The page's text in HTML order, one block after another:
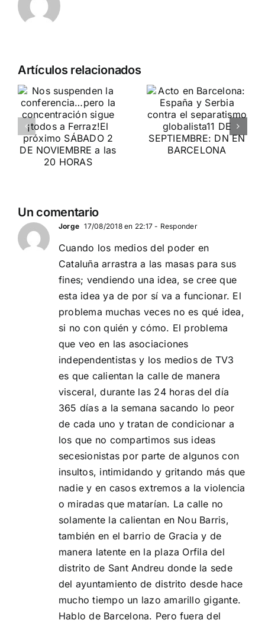
Artículos relacionados
Acto en
Barcelona:
España y
Serbia
contra el
separatismo
globalista
contra la
invasión
migratoria
y el gran
reemplazo
Un comentario
Jorge 17/08/2018 en 22:17 - Responder
Cuando los medios del poder en
Cataluña arrastra a las masas para sus
fines; vendiendo una idea, se cree que
esta idea ya de por sí va a funcionar. El
problema muchas veces no es qué idea,
si no con quién y cómo. El problema
que veo en las asociaciones
independentistas y los medios de TV3
es que calientan la calle de manera
visceral, durante las 24 horas del día
365 días a la semana sacando lo peor
de cada uno y tratan de condicionar a
los que no compartimos sus ideas
secesionistas por parte de algunos con
insultos, intimidando y gritando más que
nadie y en casos extremos a la violencia
o miradas que matarían. La calle no
solamente la calientan en Nou Barris,
también en el barrio de Gracia y de
manera latente en la plaza Orfila del
distrito de Sant Andreu donde la sede
del ayuntamiento de distrito desde hace
mucho tiempo un lazo amarillo gigante.
Hablo de Barcelona. Pero fuera del